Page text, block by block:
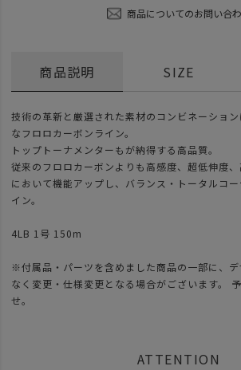
商品についてのお問い合
商品説明
技術の革新と厳選された素材のコンビネーショ
なフロロカーボンライン。
トップトーナメンターもが納得する高品質。
従来のフロロカーボンよりも高感度、超低伸度
において機能アップし、バランス・トータルコ
イン。
4LB 1号 150m
※付属品・パーツを含めました商品の一部に、
なく変更・仕様変更となる場合がございます。
せ。
SIZE
ATTENTION